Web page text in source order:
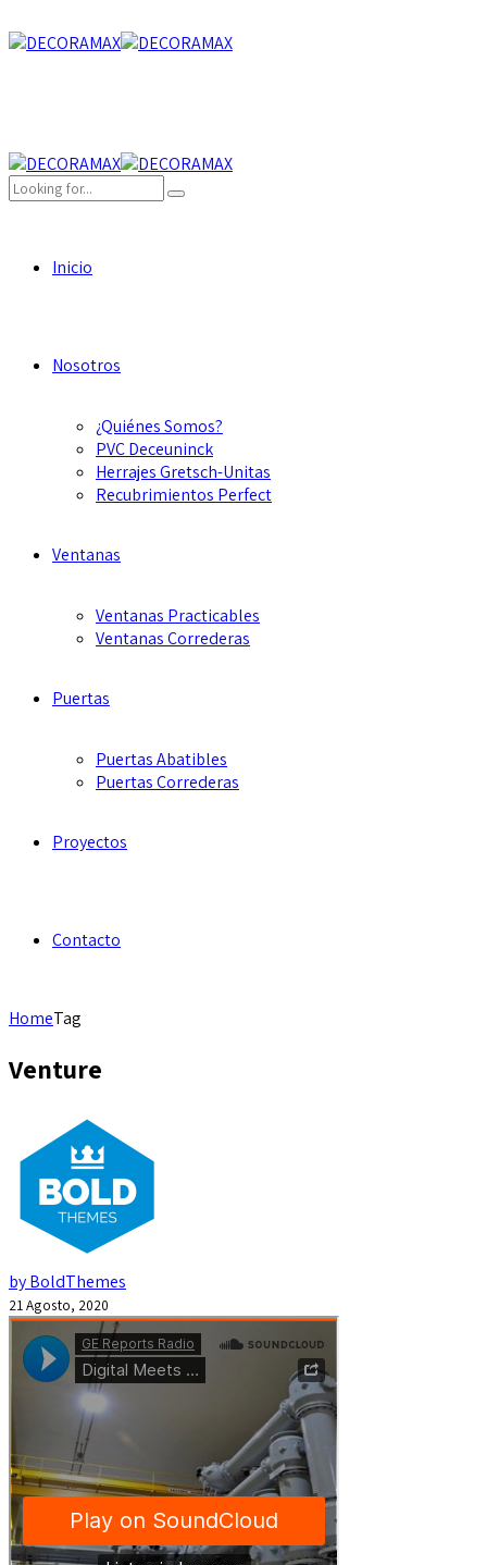
Inicio
Nosotros
¿Quiénes Somos?
PVC Deceuninck
Herrajes Gretsch-Unitas
Recubrimientos Perfect
Ventanas
Ventanas Practicables
Ventanas Correderas
Puertas
Puertas Abatibles
Puertas Correderas
Proyectos
Contacto
HomeTag
Venture
by BoldThemes
21 Agosto, 2020